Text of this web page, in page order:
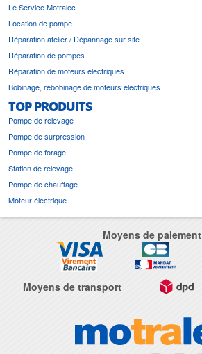
Le Service Motralec
Location de pompe
Réparation atelier / Dépannage sur site
Réparation de pompes
Réparation de moteurs électriques
Bobinage, rebobinage de moteurs électriques
TOP PRODUITS
Pompe de relevage
Pompe de surpression
Pompe de forage
Station de relevage
Pompe de chauffage
Moteur électrique
Moyens de paiement
Moyens de transport